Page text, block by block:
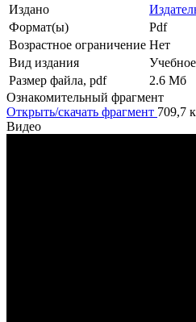
Издано
Формат(ы)
Pdf
Возрастное ограничение Нет
Вид издания
Размер файла, pdf
2.6 Mб
Ознакомительный фрагмент
Открыть/скачать фрагмент 709,7
Видео